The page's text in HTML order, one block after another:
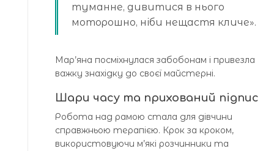
туманне, дивитися в нього
моторошно, ніби нещастя кличе».
Мар’яна посміхнулася забобонам і привезла
важку знахідку до своєї майстерні.
Шари часу та прихований підпис
Робота над рамою стала для дівчини
справжньою терапією. Крок за кроком,
використовуючи м’які розчинники та